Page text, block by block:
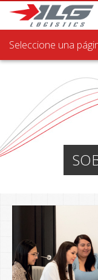
Pasar al contenido
Seleccione una